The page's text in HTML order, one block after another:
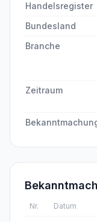
Handelsregister
Bundesland
Branche
Zeitraum
Nr. Datum